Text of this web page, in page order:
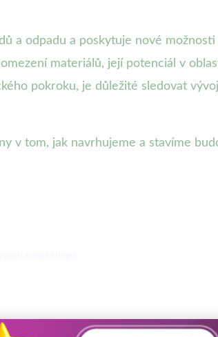
a odpadu a poskytuje nové možnosti
materiálů, její potenciál v
pokroku, je důležité sledovat
v tom, jak navrhujeme a stavíme